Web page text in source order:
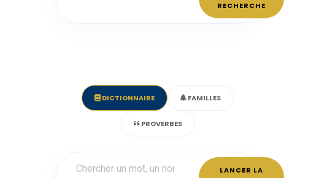
RECHERCHE
DICTIONNAIRE FAMILLES
PROVERBES
LANCER LA